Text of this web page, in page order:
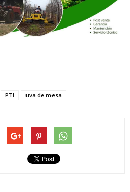
PTI uva de mesa